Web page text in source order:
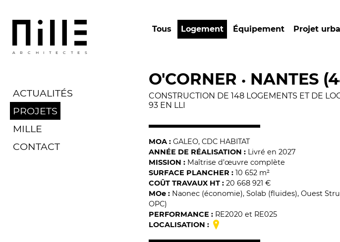
ARCHITECTES
ACTUALITÉS
PROJETS
MILLE
CONTACT
Tous Logement Équipement Projet
O'CORNER • NANTES
CONSTRUCTION DE 148 LOGEMENTS ET DE
93 EN LLI
MOA : GALEO, CDC HABITAT
ANNÉE DE RÉALISATION : Livré en 2027
MISSION : Maîtrise d’œuvre complète
SURFACE PLANCHER : 10 652 m²
COÛT TRAVAUX HT : 20 668 921 €
MOe : Naonec (économie), Solab (fluides), Ouest
OPC)
PERFORMANCE : RE2020 et RE025
LOCALISATION :